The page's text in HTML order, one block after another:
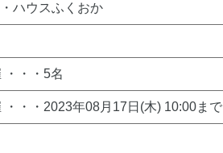
ハウスふくおか
・・・5名
・・2023年08月17日(木) 10:00まで